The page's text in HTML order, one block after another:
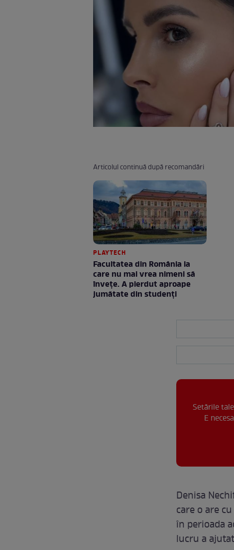
Articolul continuă după recomandări
PLAYTECH
Facultatea din România la
care nu mai vrea nimeni să
înveţe. A pierdut aproape
jumătate din studenţi
Setările
E
Denisa
care o are
în perioada
lucru a